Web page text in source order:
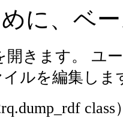
に、ベ
開きます。 ユ
ルを編集しま
class